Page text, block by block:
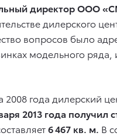
директор ООО
дилерского
вопросов было
модельного
2008 года дилерский
2013 года получил
6 467 кв. м. В